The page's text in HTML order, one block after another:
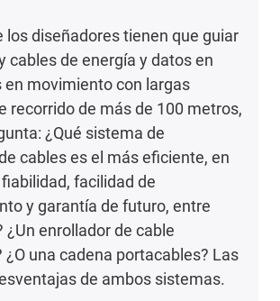
los diseñadores tienen que guiar
cables de energía y datos en
en movimiento con largas
recorrido de más de 100 metros,
¿Qué sistema de
cables es el más eficiente, en
facilidad de
y garantía de futuro, entre
¿Un enrollador de cable
una cadena portacables? Las
de ambos sistemas.